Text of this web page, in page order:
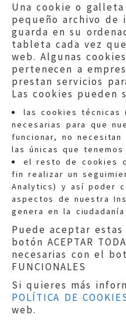
Una cookie o
pequeño archivo de
guarda en su
tableta cada vez
web. Algunas
pertenecen a
prestan servicios
Las cookies pueden
las cookies técnicas
necesarias para que
funcionar, no
las únicas que
el resto de cookies
fin realizar un
Analytics) y así poder
aspectos de nuestra
genera en la ciudadanía
Puede aceptar
botón ACEPTAR
necesarias con el
FUNCIONALES
Si quieres más
POLÍTICA DE
web.
Quejas:
Teléfonos:900
Aviso legal|
Protección de